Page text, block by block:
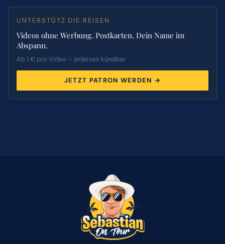
UNTERSTÜTZ DIE REISEN
Videos ohne Werbung. Postkarten. Dein Name im
Abspann.
Ab 1 € pro Video – jederzeit kündbar.
JETZT PATRON WERDEN →